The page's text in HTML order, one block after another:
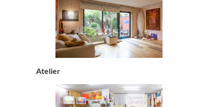
Atelier